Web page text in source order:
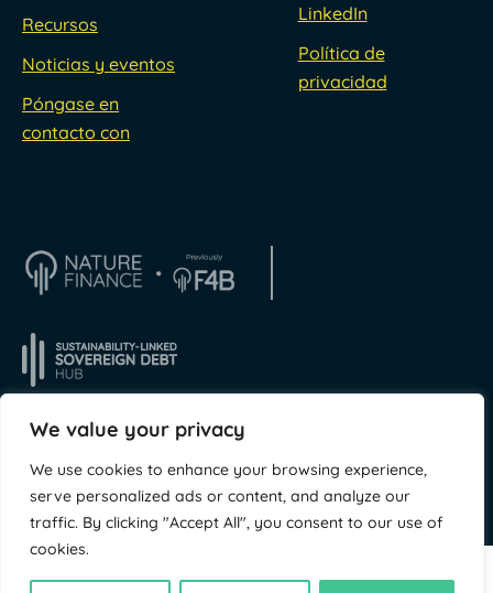
We value your privacy
We use cookies to enhance your browsing experience,
serve personalized ads or content, and analyze our
traffic. By clicking "Accept All", you consent to our use of
cookies.
Recursos
Noticias y eventos
Póngase en
contacto con
LinkedIn
Política de
privacidad
© NatureFinance 2026 Sitio web deJory & Co